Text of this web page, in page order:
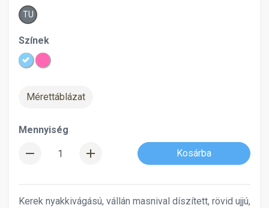
TU
Színek
Mérettáblázat
Mennyiség
remove add Kosárba
Kerek nyakkivágású, vállán masnival díszített, rövid ujjú,